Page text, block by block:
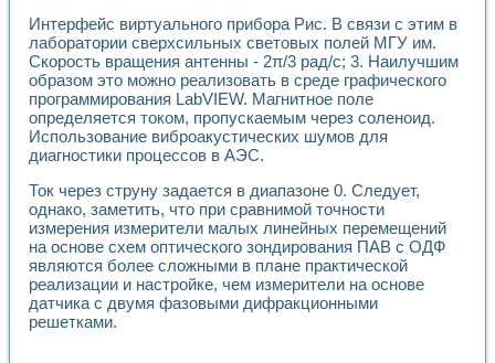
Интерфейс виртуального прибора Рис. В связи с этим в
лаборатории сверхсильных световых полей МГУ им.
Скорость вращения антенны - 2π/3 рад/с; 3. Наилучшим
образом это можно реализовать в среде графического
программирования LabVIEW. Магнитное поле
определяется током, пропускаемым через соленоид.
Использование виброакустических шумов для
диагностики процессов в АЭС.
Ток через струну задается в диапазоне 0. Следует,
однако, заметить, что при сравнимой точности
измерения измерители малых линейных перемещений
на основе схем оптического зондирования ПАВ с ОДФ
являются более сложными в плане практической
реализации и настройке, чем измерители на основе
датчика с двумя фазовыми дифракционными
решетками.